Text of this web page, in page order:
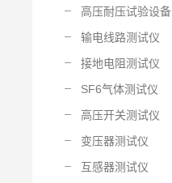
高压耐压试验设备
输电线路测试仪
接地电阻测试仪
SF6气体测试仪
高压开关测试仪
变压器测试仪
互感器测试仪